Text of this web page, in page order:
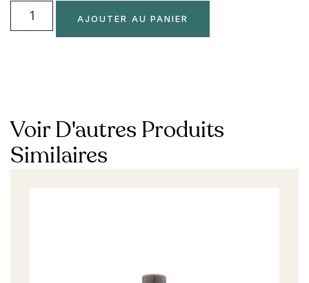
AJOUTER AU PANIER
Voir D'autres Produits
Similaires